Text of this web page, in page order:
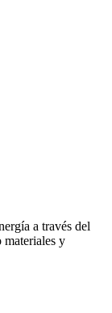
a través del
materiales y